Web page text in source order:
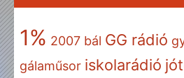
1% 2007 bál GG rádió
gálaműsor iskolarádió